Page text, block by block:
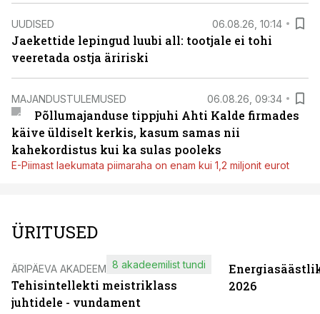
UUDISED 06.08.26, 10:14
Jaekettide lepingud luubi all: tootjale ei tohi
veeretada ostja äririski
MAJANDUSTULEMUSED 06.08.26, 09:34
Põllumajanduse tippjuhi Ahti Kalde firmades
käive üldiselt kerkis, kasum samas nii
kahekordistus kui ka sulas pooleks
E-Piimast laekumata piimaraha on enam kui 1,2 miljonit eurot
ÜRITUSED
ÄRIPÄEVA AKADEEMIA
Tehisintellekti meistriklass
juhtidele - vundament
8 akadeemilist tundi
2026